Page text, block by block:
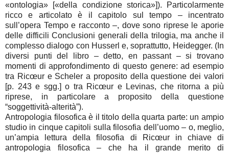
«ontologia» [«della condizione storica»]). Particolarmente
ricco e articolato è il capitolo sul tempo – incentrato
sull’opera Tempo e racconto –, dove sono riprese le aporie
delle difficili Conclusioni generali della trilogia, ma anche il
complesso dialogo con Husserl e, soprattutto, Heidegger. (In
diversi punti del libro – detto, en passant – si trovano
momenti di approfondimento di questo genere: ad esempio
tra Ricœur e Scheler a proposito della questione dei valori
[p. 243 e sgg.] o tra Ricœur e Levinas, che ritorna a più
riprese, in particolare a proposito della questione
“soggettività-alterità”).
Antropologia filosofica è il titolo della quarta parte: un ampio
studio in cinque capitoli sulla filosofia dell’uomo – o, meglio,
un’ampia lettura della filosofia di Ricœur in chiave di
antropologia filosofica – che ha il grande merito di